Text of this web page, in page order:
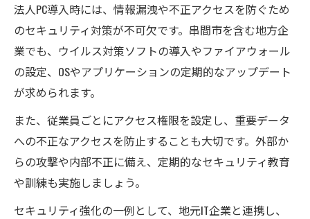
法人PC導入時には、情報漏洩や不正アクセスを防ぐため
のセキュリティ対策が不可欠です。串間市を含む地方企
業でも、ウイルス対策ソフトの導入やファイアウォール
の設定、OSやアプリケーションの定期的なアップデート
が求められます。
また、従業員ごとにアクセス権限を設定し、重要データ
への不正なアクセスを防止することも大切です。外部か
らの攻撃や内部不正に備え、定期的なセキュリティ教育
や訓練も実施しましょう。
セキュリティ強化の一例として、地元IT企業と連携し、